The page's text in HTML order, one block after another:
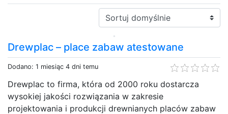
Sortuj:
Drewplac – place zabaw atestowane
Dodano: 1 miesiąc 4 dni temu
Drewplac to firma, która od 2000 roku dostarcza
wysokiej jakości rozwiązania w zakresie
projektowania i produkcji drewnianych placów zabaw